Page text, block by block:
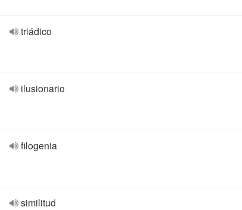
triádico
ilusionario
filogenia
similitud